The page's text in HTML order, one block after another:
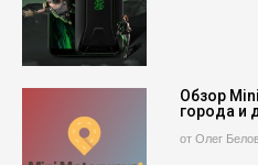
Обзор
города и
от Олег